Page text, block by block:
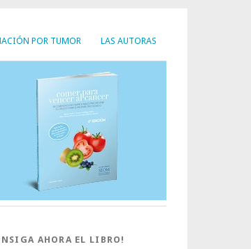
POR TUMOR LAS AUTORAS
AHORA EL LIBRO!